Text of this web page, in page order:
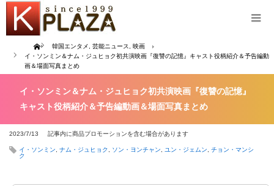
Home 韓国エンタメ 芸能ニュース
映画
イ・ソンミン＆ナム・ジュヒョク初共演映画『復讐の記憶』キャスト役柄紹介＆予告編動
画＆場面写真まとめ
イ・ソンミン＆ナム・ジュヒョク初共演映画『復讐の記憶』
キャスト役柄紹介＆予告編動画＆場面写真まとめ
2023/7/13 記事内に商品プロモーションを含む場合があります
イ・ソンミン ナム・ジュヒョク ソン・ヨンチャン ユン・ジェムン
チョン・マンシ
ク